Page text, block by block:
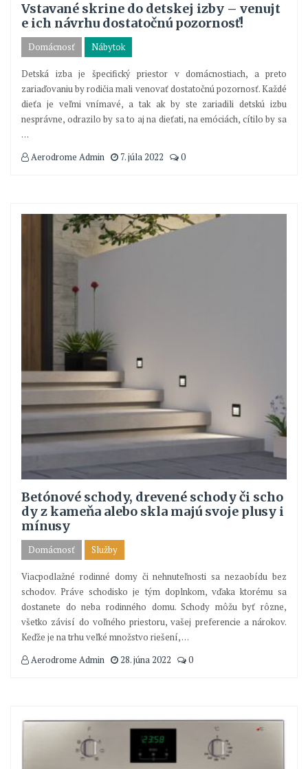
Vstavané skrine do detskej izby – venujt
e ich návrhu dostatočnú pozornosť!
Domácnosť Nábytok
Detská izba je špecifický priestor v domácnostiach, a preto
zariaďovaniu by rodičia mali venovať dostatočnú pozornosť. Každé
dieťa je veľmi vnímavé, a tak ak by ste zariadili detskú izbu
nesprávne, odrazilo by sa to aj na dieťati, na emóciách, cítilo by sa
…
Aerodrome Admin
7. júla 2022 0
Betónové schody, drevené schody či scho
dy z kameňa alebo skla majú svoje plusy i
mínusy
Domácnosť Služby
Viacpodlažné rodinné domy či nehnuteľnosti sa nezaobídu bez
schodov. Práve schodisko je tým doplnkom, vďaka ktorému sa
dostanete do neba rodinného domu. Schody môžu byť rôzne,
všetko závisí do voľného priestoru, vašej preferencie a nárokov.
Keďže je na trhu veľké množstvo riešení,…
Aerodrome Admin
28. júna 2022 0